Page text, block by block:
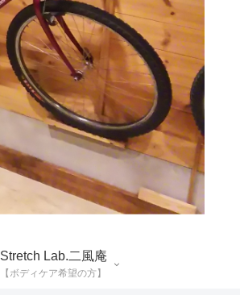
Stretch Lab.二風庵
【ボディケア希望の方】